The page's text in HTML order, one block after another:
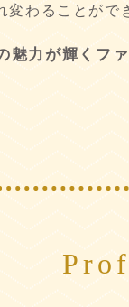
わることがで
魅力が輝くフ